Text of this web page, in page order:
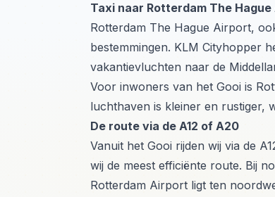
Taxi naar Rotterdam The
Rotterdam The Hague Airport,
bestemmingen. KLM Cityhopper
vakantievluchten naar de
Voor inwoners van het Gooi is
luchthaven is kleiner en rustiger,
De route via de A12 of A20
Vanuit het Gooi rijden wij via de
wij de meest efficiënte route. Bij
Rotterdam Airport ligt ten